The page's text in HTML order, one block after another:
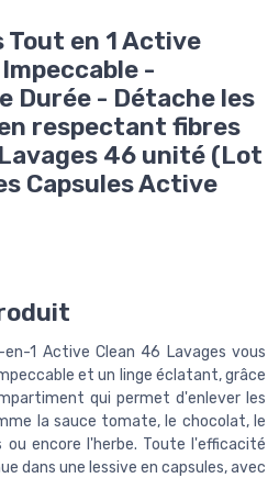
Tout en 1 Active
-
Durée - Détache les
respectant fibres
46 unité (Lot
Capsules Active
1 Active Clean 46 Lavages vous
et un linge éclatant, grâce
qui permet d'enlever les
la sauce tomate, le chocolat, le
encore l'herbe. Toute l'efficacité
dans une lessive en capsules, avec